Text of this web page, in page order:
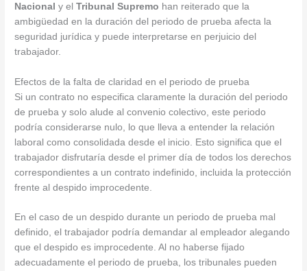
Nacional y elTribunal Supremo han reiterado que la
ambigüedad en la duración del periodo de prueba afecta la
seguridad jurídica y puede interpretarse en perjuicio del
trabajador.
Efectos de la falta de claridad en el periodo de prueba
Si un contrato no especifica claramente la duración del periodo
de prueba y solo alude al convenio colectivo, este periodo
podría considerarse nulo, lo que lleva a entender la relación
laboral como consolidada desde el inicio. Esto significa que el
trabajador disfrutaría desde el primer día de todos los derechos
correspondientes a un contrato indefinido, incluida la protección
frente al despido improcedente.
En el caso de un despido durante un periodo de prueba mal
definido, el trabajador podría demandar al empleador alegando
que el despido es improcedente. Al no haberse fijado
adecuadamente el periodo de prueba, los tribunales pueden